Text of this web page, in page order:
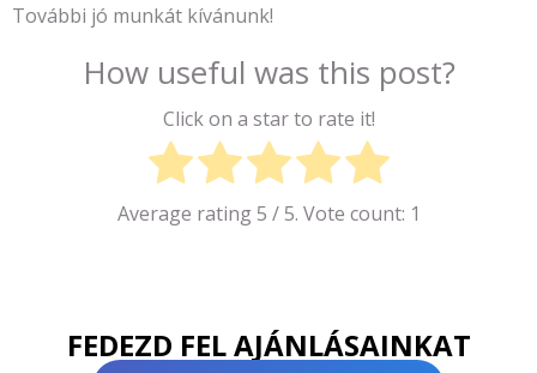
További jó munkát kívánunk!
How useful was this post?
Click on a star to rate it!
Average rating5 / 5. Vote count: 1
FEDEZD FEL AJÁNLÁSAINKAT